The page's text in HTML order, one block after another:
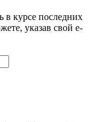
курсе последних
указав свой e-